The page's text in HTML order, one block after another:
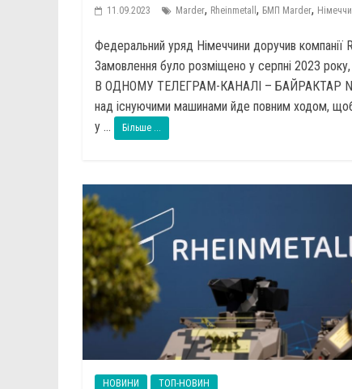
11.09.2023 Marder, Rheinmetall , БМП Marder,
Федеральний уряд Німеччини доручив компанії
Замовлення було розміщено у серпні 2023
В ОДНОМУ ТЕЛЕГРАМ-КАНАЛІ – БАЙРАКТАР
над існуючими машинами йде повним ходом, щоб
у ...
Більше ...
НОВИНИ ТОП-НОВИН